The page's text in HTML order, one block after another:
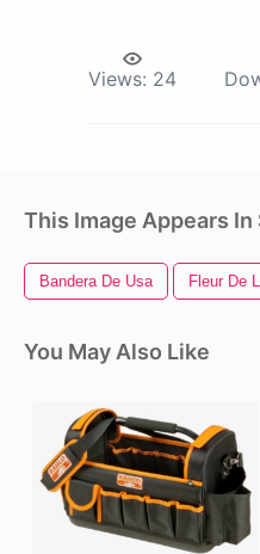
Views: 24
This Image Appears In
Bandera De Usa Fleur De
You May Also Like